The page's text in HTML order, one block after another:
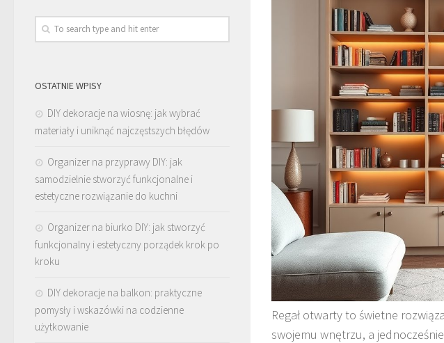
Regał otwarty to świetne
swojemu wnętrzu, a
OSTATNIE WPISY
DIY dekoracje na wiosnę: jak wybrać
materiały i uniknąć najczęstszych błędów
Organizer na przyprawy DIY: jak
samodzielnie stworzyć funkcjonalne i
estetyczne rozwiązanie do kuchni
Organizer na biurko DIY: jak stworzyć
funkcjonalny i estetyczny porządek krok po
kroku
DIY dekoracje na balkon: praktyczne
pomysły i wskazówki na codzienne
użytkowanie